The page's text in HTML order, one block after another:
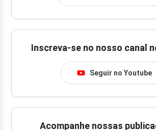
Inscreva-se no nosso canal
Seguir no Youtube
Acompanhe nossas